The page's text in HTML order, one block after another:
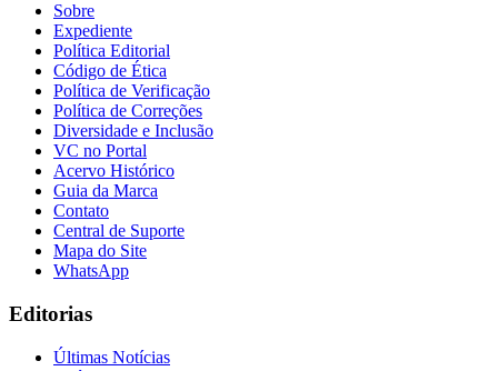
Fortaleza
Sobre
Expediente
Política Editorial
Código de Ética
Política de Verificação
Política de Correções
Diversidade e Inclusão
VC no Portal
Acervo Histórico
Guia da Marca
Contato
Central de Suporte
Mapa do Site
WhatsApp
Editorias
Últimas Notícias